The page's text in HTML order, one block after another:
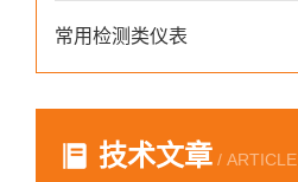
常用检测类仪表
技术文章 / ARTICLE